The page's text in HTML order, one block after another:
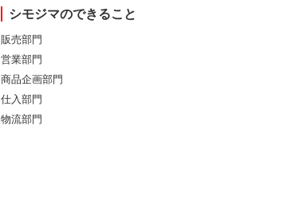
シモジマのできること
販売部門
営業部門
商品企画部門
仕入部門
物流部門